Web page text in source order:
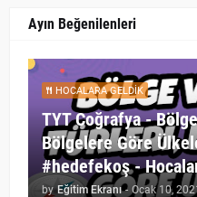
Ayın Beğenilenleri
HOCALARA GELDIK
TYT Coğrafya -
Bölgelere Göre
#hedefekoş -
by Eğitim Ekranı - Ocak 10,